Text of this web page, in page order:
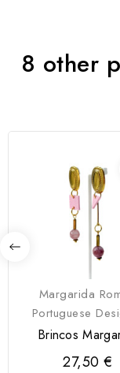
8 other
Margarida
Portuguese
Brincos
Romão
27,50 €